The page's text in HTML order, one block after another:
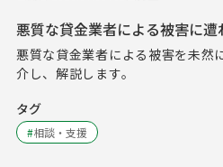
悪質な貸金業者による被害に遭
悪質な貸金業者による被害を未然
介し、解説します。
タグ
#相談・支援